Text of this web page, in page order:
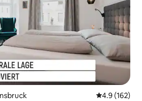
Calificación
4.9 (162)